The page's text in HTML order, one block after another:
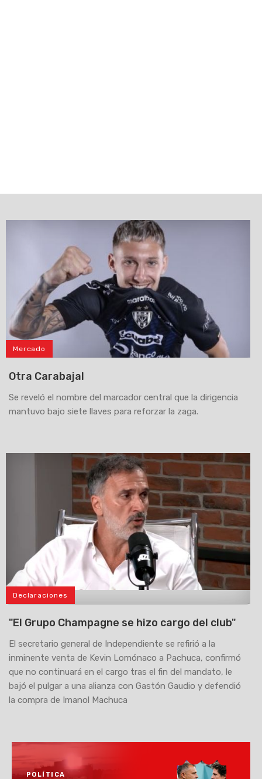
Mercado
Otra Carabajal
Se reveló el nombre del marcador central que la dirigencia
mantuvo bajo siete llaves para reforzar la zaga.
Declaraciones
"El Grupo Champagne se hizo cargo del club"
El secretario general de Independiente se refirió a la
inminente venta de Kevin Lomónaco a Pachuca, confirmó
que no continuará en el cargo tras el fin del mandato, le
bajó el pulgar a una alianza con Gastón Gaudio y defendió
la compra de Imanol Machuca
POLÍTICA